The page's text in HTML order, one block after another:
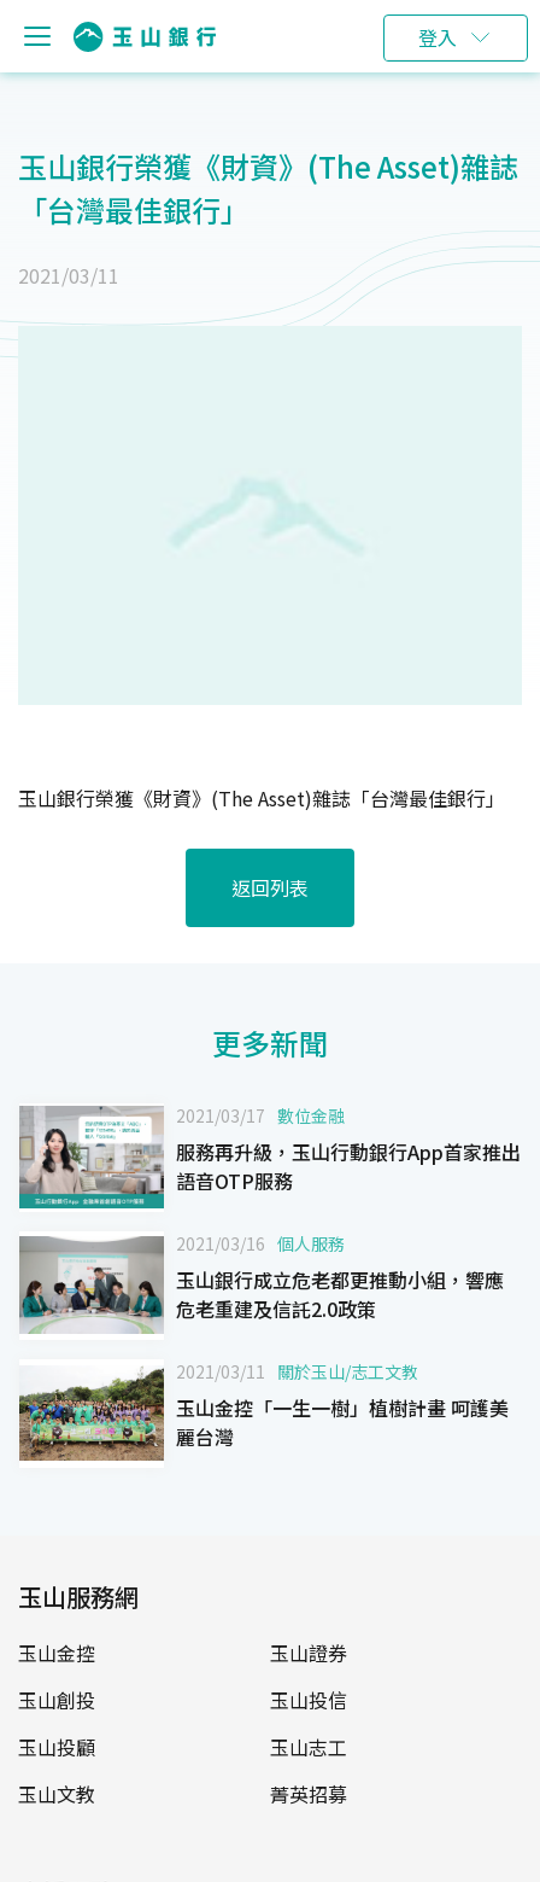
登入
玉山銀行榮獲《財資》(The Asset)雜誌
「台灣最佳銀行」
2021/03/11
玉山銀行榮獲《財資》(The Asset)雜誌「台灣最佳銀行」
返回列表
更多新聞
2021/03/17 數位金融
服務再升級，玉山行動銀行App首家推出
語音OTP服務
2021/03/16 個人服務
玉山銀行成立危老都更推動小組，響應
危老重建及信託2.0政策
2021/03/11 關於玉山/志工文教
玉山金控「一生一樹」植樹計畫 呵護美
麗台灣
玉山服務網
玉山金控
玉山證券
玉山創投
玉山投信
玉山投顧
玉山志工
玉山文教
菁英招募